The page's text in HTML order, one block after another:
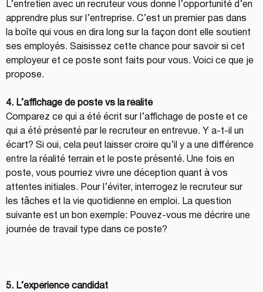
L’entretien avec un recruteur vous donne l’opportunité d’en
apprendre plus sur l’entreprise. C’est un premier pas dans
la boîte qui vous en dira long sur la façon dont elle soutient
ses employés. Saisissez cette chance pour savoir si cet
employeur et ce poste sont faits pour vous. Voici ce que je
propose.
4. L’affichage de poste vs la réalité
Comparez ce qui a été écrit sur l’affichage de poste et ce
qui a été présenté par le recruteur en entrevue. Y a-t-il un
écart? Si oui, cela peut laisser croire qu’il y a une différence
entre la réalité terrain et le poste présenté. Une fois en
poste, vous pourriez vivre une déception quant à vos
attentes initiales. Pour l’éviter, interrogez le recruteur sur
les tâches et la vie quotidienne en emploi. La question
suivante est un bon exemple: Pouvez-vous me décrire une
journée de travail type dans ce poste?
5. L’expérience candidat